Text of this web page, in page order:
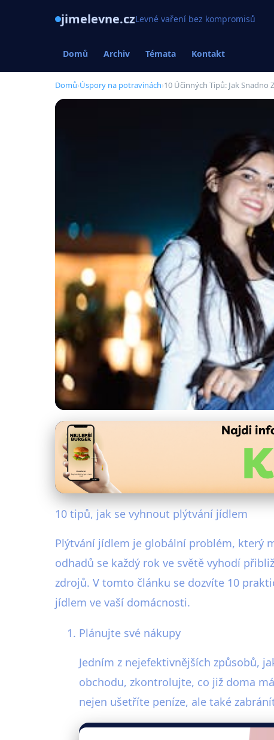
jimelevne.czLevné vaření bez kompromisů
Domů Archiv Témata Kontakt
Domů›Úspory na potravinách›10 Účinných Tipů: Jak
Úspory na potravinách
10 Účinných Tipů:
Domácnosti
10 tipů, jak se vyhnout plýtvání jídlem
Plýtvání jídlem je globální problém, který
odhadů se každý rok ve světě vyhodí
zdrojů. V tomto článku se dozvíte 10
jídlem ve vaší domácnosti.
Plánujte své nákupy
Jedním z nejefektivnějších způsobů,
obchodu, zkontrolujte, co již doma
nejen ušetříte peníze, ale také